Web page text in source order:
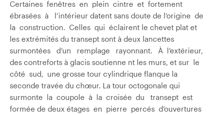
Certaines fenêtres en plein cintre et fortement
ébrasées à l’intérieur datent sans doute de l’origine de
la construction. Celles qui éclairent le chevet plat et
les extrémités du transept sont à deux lancettes
surmontées d’un remplage rayonnant. À l’extérieur,
des contreforts à glacis soutienne nt les murs, et sur le
côté sud, une grosse tour cylindrique flanque la
seconde travée du chœur. La tour octogonale qui
surmonte la coupole à la croisée du transept est
formée de deux étages en pierre percés d’ouvertures